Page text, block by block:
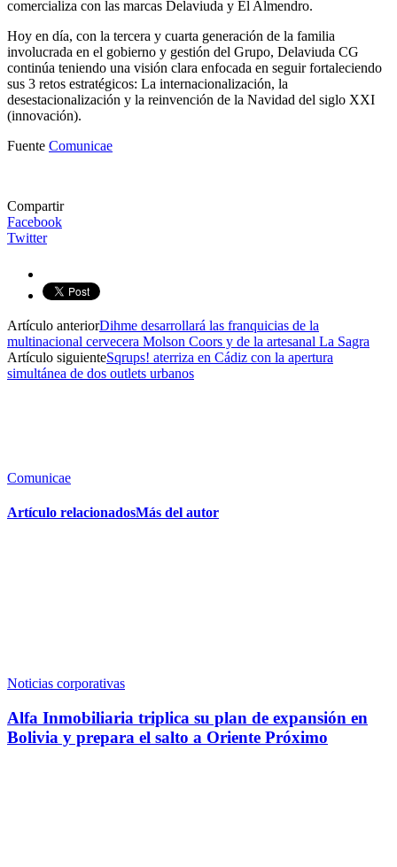
comercializa con las marcas Delaviuda y El Almendro.
Hoy en día, con la tercera y cuarta generación de la familia
involucrada en el gobierno y gestión del Grupo, Delaviuda CG
continúa teniendo una visión clara enfocada en seguir fortaleciendo
sus 3 retos estratégicos: La internacionalización, la
desestacionalización y la reinvención de la Navidad del siglo XXI
(innovación).
Fuente Comunicae
Compartir
Facebook
Twitter
Artículo anteriorDihme desarrollará las franquicias de la
multinacional cervecera Molson Coors y de la artesanal La Sagra
Artículo siguienteSqrups! aterriza en Cádiz con la apertura
simultánea de dos outlets urbanos
Comunicae
Artículo relacionadosMás del autor
Noticias corporativas
Alfa Inmobiliaria triplica su plan de expansión en
Bolivia y prepara el salto a Oriente Próximo